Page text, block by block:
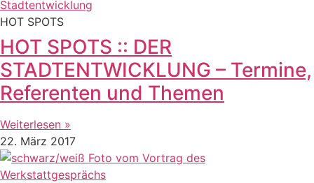
HOT SPOTS
HOT SPOTS :: DER
STADTENTWICKLUNG – Termine,
Referenten und Themen
Weiterlesen »
22. März 2017